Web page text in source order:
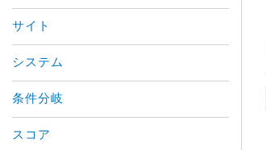
サイト
システム
条件分岐
スコア